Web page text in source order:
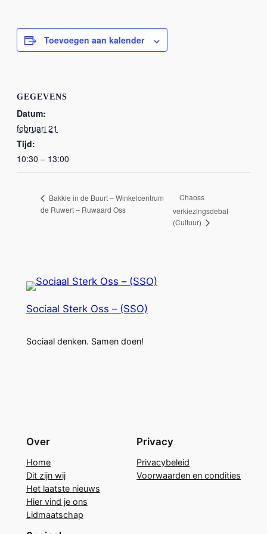
Toevoegen aan kalender
GEGEVENS
Datum:
februari 21
Tijd:
10:30 – 13:00
Bakkie in de Buurt – Winkelcentrum
de Ruwert – Ruwaard Oss
Chaoss
verkiezingsdebat
(Cultuur)
Sociaal Sterk Oss – (SSO)
Sociaal denken. Samen doen!
Over
Home
Dit zijn wij
Het laatste nieuws
Hier vind je ons
Lidmaatschap
Privacy
Privacybeleid
Voorwaarden en condities